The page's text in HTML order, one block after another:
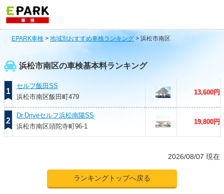
EPARK車検 > 地域別おすすめ車検ランキング> 浜松市南区
浜松市南区の車検基本料ランキング
1
セルフ飯田SS
浜松市南区飯田町479
13,600円
2
Dr.Driveセルフ浜松南陽SS
浜松市南区頭陀寺町96-1
19,800円
2026/08/07 現在
ランキングトップへ戻る